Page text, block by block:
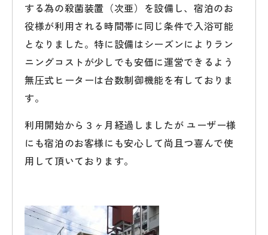
する為の殺菌装置（次亜）を設備し、宿泊のお
役様が利用される時間帯に同じ条件で入浴可能
となりました。特に設備はシーズンによりラン
ニングコストが少しでも安価に運営できるよう
無圧式ヒーターは台数制御機能を有しておりま
す。
利用開始から３ヶ月経過しましたが ユーザー様
にも宿泊のお客様にも安心して尚且つ喜んで使
用して頂いております。